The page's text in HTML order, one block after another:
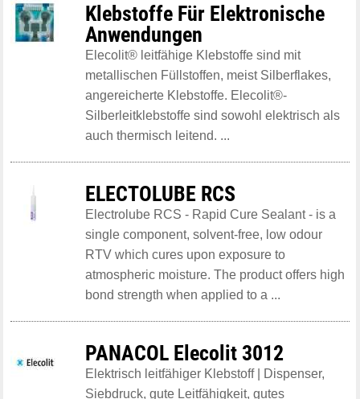
Klebstoffe Für Elektronische
Anwendungen
Elecolit® leitfähige Klebstoffe sind mit
metallischen Füllstoffen, meist Silberflakes,
angereicherte Klebstoffe. Elecolit®-
Silberleitklebstoffe sind sowohl elektrisch als
auch thermisch leitend. ...
ELECTOLUBE RCS
Electrolube RCS - Rapid Cure Sealant - is a
single component, solvent-free, low odour
RTV which cures upon exposure to
atmospheric moisture. The product offers high
bond strength when applied to a ...
PANACOL Elecolit 3012
Elektrisch leitfähiger Klebstoff | Dispenser,
Siebdruck, gute Leitfähigkeit, gutes